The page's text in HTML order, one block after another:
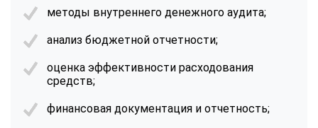
методы внутреннего денежного аудита;
анализ бюджетной отчетности;
оценка эффективности расходования
средств;
финансовая документация и отчетность;